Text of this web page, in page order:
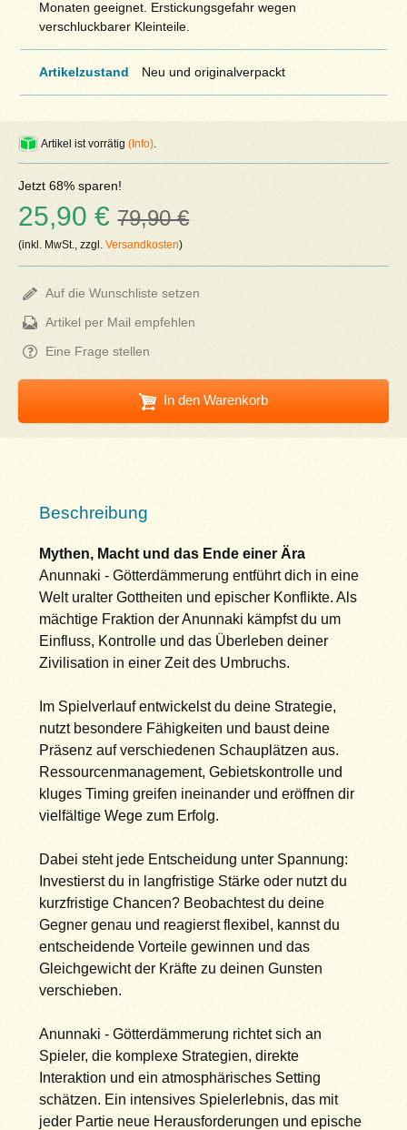
Monaten geeignet. Erstickungsgefahr wegen
verschluckbarer Kleinteile.
Artikelzustand Neu und originalverpackt
Artikel ist vorrätig(Info)
Jetzt 68% sparen!
25,90 €79,90 €
(inkl. MwSt., zzgl.Versandkosten)
Auf die Wunschliste setzen
Artikel per Mail empfehlen
Eine Frage stellen
In den Warenkorb
Beschreibung
Mythen, Macht und das Ende einer Ära
Anunnaki - Götterdämmerung entführt dich in eine
Welt uralter Gottheiten und epischer Konflikte. Als
mächtige Fraktion der Anunnaki kämpfst du um
Einfluss, Kontrolle und das Überleben deiner
Zivilisation in einer Zeit des Umbruchs.
Im Spielverlauf entwickelst du deine Strategie,
nutzt besondere Fähigkeiten und baust deine
Präsenz auf verschiedenen Schauplätzen aus.
Ressourcenmanagement, Gebietskontrolle und
kluges Timing greifen ineinander und eröffnen dir
vielfältige Wege zum Erfolg.
Dabei steht jede Entscheidung unter Spannung:
Investierst du in langfristige Stärke oder nutzt du
kurzfristige Chancen? Beobachtest du deine
Gegner genau und reagierst flexibel, kannst du
entscheidende Vorteile gewinnen und das
Gleichgewicht der Kräfte zu deinen Gunsten
verschieben.
Anunnaki - Götterdämmerung richtet sich an
Spieler, die komplexe Strategien, direkte
Interaktion und ein atmosphärisches Setting
schätzen. Ein intensives Spielerlebnis, das mit
jeder Partie neue Herausforderungen und epische